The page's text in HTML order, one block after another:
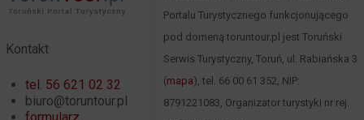
Kontakt
tel. 56 621 02 32
biuro@toruntour.pl
Portalu Turystycznego funkcjonującego
pod domeną toruntour.pl jest Toruński
Serwis Turystyczny, Toruń, ul. Rabiańska 3
(mapa), tel. 66 00 61 352, NIP:
8791221083, Organizator turystyki nr rej.